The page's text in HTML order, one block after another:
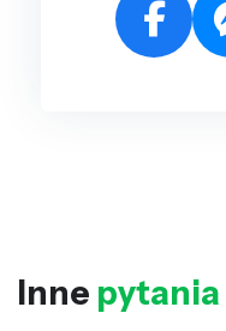
Inne pytania